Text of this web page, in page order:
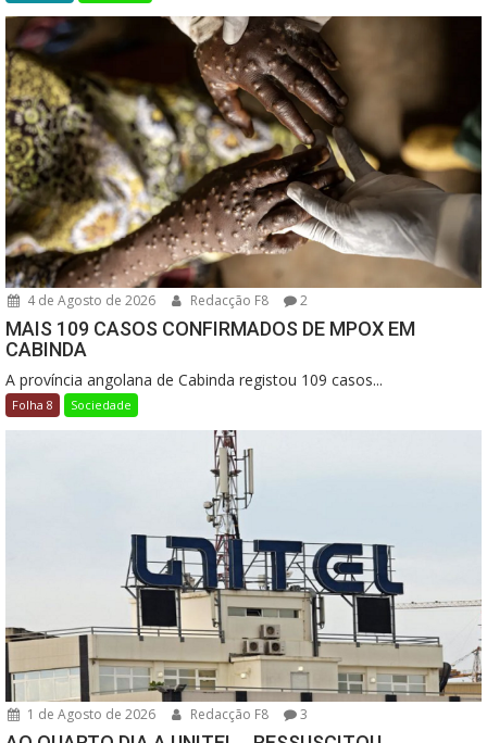
4 de Agosto de 2026 Redacção F8 2
MAIS 109 CASOS CONFIRMADOS DE MPOX EM
CABINDA
A província angolana de Cabinda registou 109 casos...
Folha 8 Sociedade
1 de Agosto de 2026 Redacção F8 3